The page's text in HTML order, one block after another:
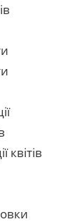
квітів